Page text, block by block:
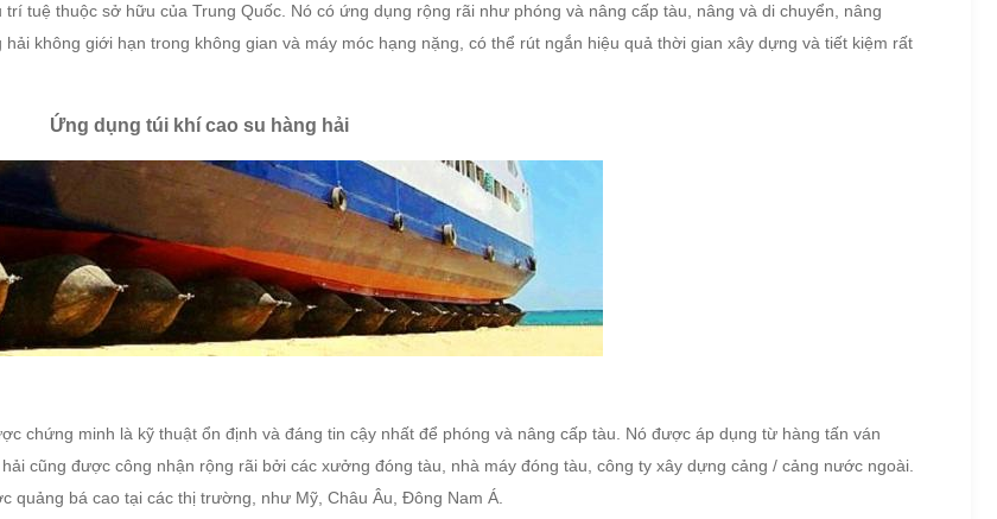
tuệ thuộc sở hữu của Trung Quốc. Nó có ứng dụng rộng rãi như phóng và nâng cấp tàu, nâng và di chuyển, nâng
hải không giới hạn trong không gian và máy móc hạng nặng, có thể rút ngắn hiệu quả thời gian xây dựng và tiết kiệm rất
Ứng dụng túi khí cao su hàng hải
chứng minh là kỹ thuật ổn định và đáng tin cậy nhất để phóng và nâng cấp tàu.
Nó được áp dụng từ hàng tấn ván
cũng được công nhận rộng rãi bởi các xưởng đóng tàu, nhà máy đóng tàu, công ty xây dựng cảng / cảng nước ngoài.
quảng bá cao tại các thị trường, như Mỹ, Châu Âu, Đông Nam Á.